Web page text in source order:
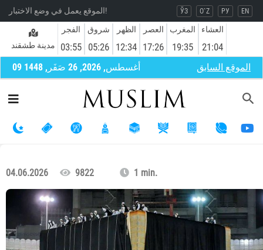
الموقع يعمل في وضع الاختبار! ЎЗ O`Z РУ EN
مدينة طشقند
الفجر
03:55
شروق
05:26
الظهر
12:34
العصر
17:26
المغرب
19:35
العشاء
21:04
09 أغسطس, 2026, 26 صَفَر, 1448 الموقع السابق
04.06.2026 9822 1 min.